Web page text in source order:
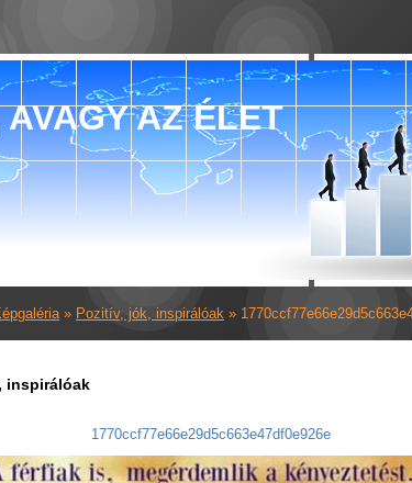
AZ ÉLET
» Pozitív, jók, inspirálóak »
inspirálóak
1770ccf77e66e29d5c663e47df0e926e